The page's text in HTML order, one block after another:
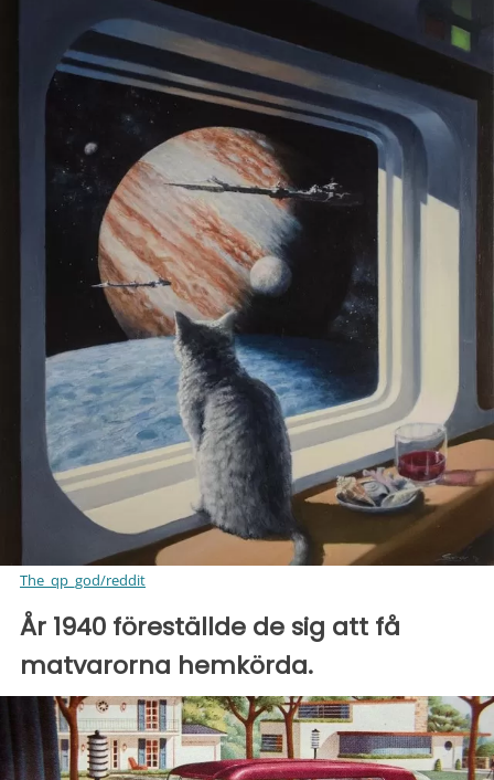
The_qp_god/reddit
År 1940 föreställde de sig att få
matvarorna hemkörda.